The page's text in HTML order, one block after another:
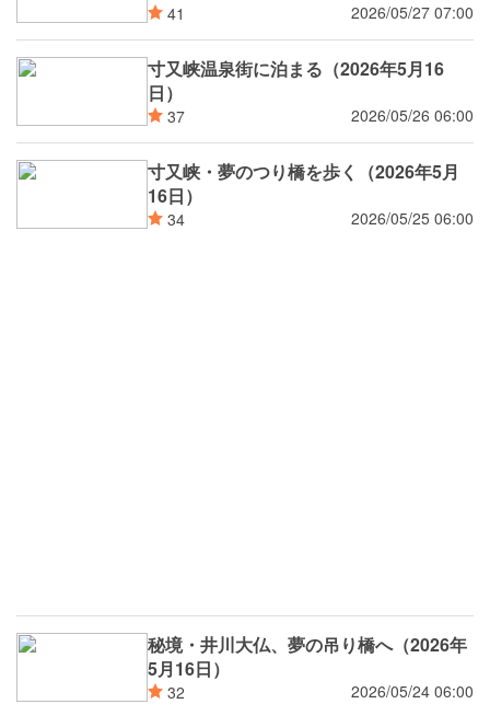
41 2026/05/27 07:00
寸又峡温泉街に泊まる（2026年5月16
日）
37 2026/05/26 06:00
寸又峡・夢のつり橋を歩く（2026年5月
16日）
34 2026/05/25 06:00
秘境・井川大仏、夢の吊り橋へ（2026年
5月16日）
32 2026/05/24 06:00